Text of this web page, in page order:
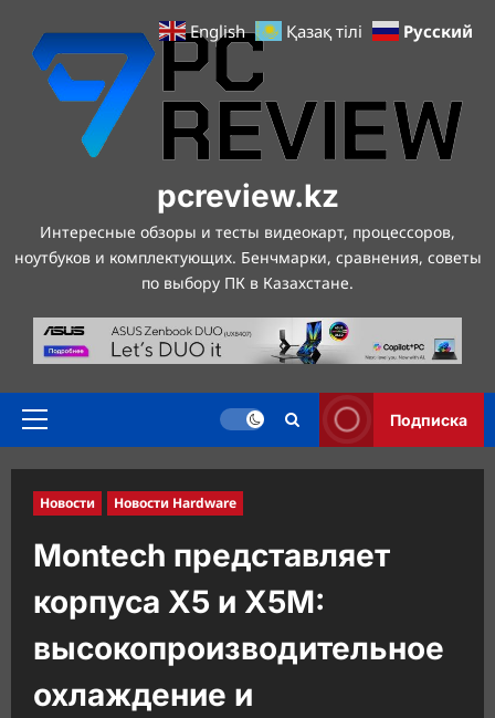
содержимому
pcreview.kz
Интересные обзоры и тесты видеокарт, процессоров,
ноутбуков и комплектующих. Бенчмарки, сравнения, советы
по выбору ПК в Казахстане.
Основное
Подписка
Новости Новости Hardware
Montech представляет
корпуса X5 и X5M:
высокопроизводительное
охлаждение и
English Қазақ тілі Русский